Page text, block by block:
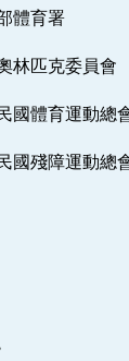
體育署
林匹克委員會
國體育運動總
國殘障運動總